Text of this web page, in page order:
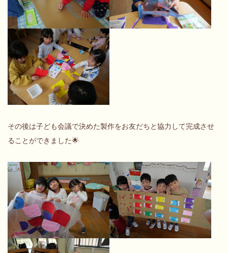
その後は子ども会議で決めた製作をお友だちと協力して完成させ
ることができました🌟